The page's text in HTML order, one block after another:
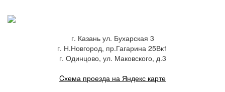
г. Казань ул. Бухарская 3
г. Н.Новгород, пр.Гагарина 25Вк1
г. Одинцово, ул. Маковского, д.3
Cхема проезда на Яндекс карте